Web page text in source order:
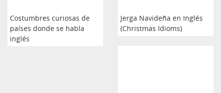
Costumbres curiosas de
países donde se habla
inglés
Jerga Navideña en Inglés
(Christmas Idioms)